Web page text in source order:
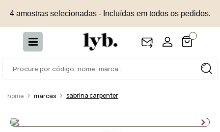
4 amostras selecionadas - Incluídas em todos os pedidos.
marcas sabrina carpenter